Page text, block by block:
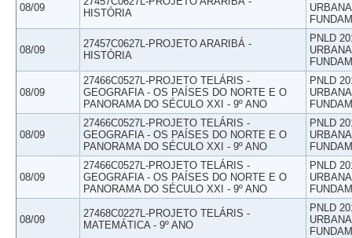
08/09
HISTÓRIA
08/09
27457C0627L-PROJETO ARARIBÁ -
HISTÓRIA
PNLD
08/09
27466C0527L-PROJETO TELÁRIS -
GEOGRAFIA - OS PAÍSES DO NORTE E O
PANORAMA DO SÉCULO XXI - 9º ANO
PNLD
08/09
27466C0527L-PROJETO TELÁRIS -
GEOGRAFIA - OS PAÍSES DO NORTE E O
PANORAMA DO SÉCULO XXI - 9º ANO
PNLD
08/09
27466C0527L-PROJETO TELÁRIS -
GEOGRAFIA - OS PAÍSES DO NORTE E O
PANORAMA DO SÉCULO XXI - 9º ANO
PNLD
08/09
27468C0227L-PROJETO TELÁRIS -
MATEMÁTICA - 9º ANO
PNLD